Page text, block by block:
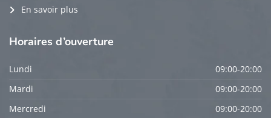
En savoir plus
Horaires d’ouverture
Lundi
09:00-20:00
Mardi
09:00-20:00
Mercredi
09:00-20:00